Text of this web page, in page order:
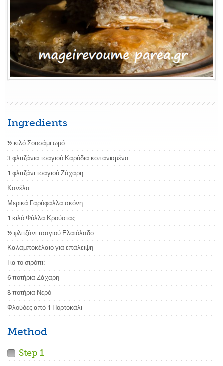
Ingredients
½ κιλό Σουσάμι ωμό
3 φλιτζάνια τσαγιού Καρύδια κοπανισμένα
1 φλιτζάνι τσαγιού Ζάχαρη
Κανέλα
Μερικά Γαρύφαλλα σκόνη
1 κιλό Φύλλα Κρούστας
½ φλιτζάνι τσαγιού Ελαιόλαδο
Καλαμποκέλαιο για επάλειψη
Για το σιρόπι:
6 ποτήρια Ζάχαρη
8 ποτήρια Νερό
Φλούδες από 1 Πορτοκάλι
Method
Step 1